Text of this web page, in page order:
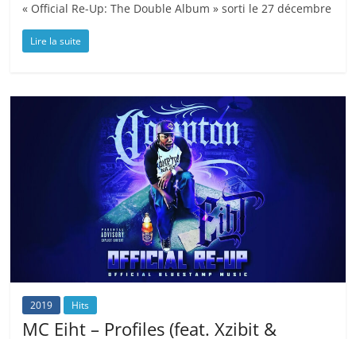
« Official Re-Up: The Double Album » sorti le 27 décembre
Lire la suite
2019 Hits
MC Eiht – Profiles (feat. Xzibit &